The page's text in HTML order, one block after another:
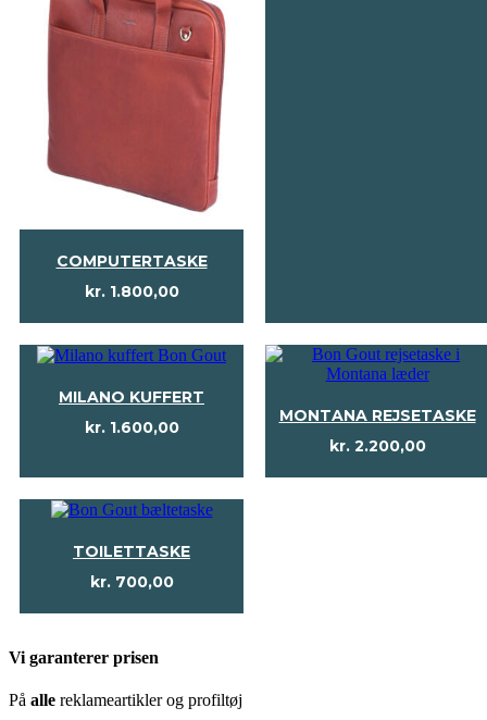
COMPUTERTASKE
kr.1.800,00
MILANO KUFFERT
kr.1.600,00
MONTANA REJSETASKE
kr.2.200,00
TOILETTASKE
kr.700,00
Vi garanterer prisen
På alle reklameartikler og profiltøj